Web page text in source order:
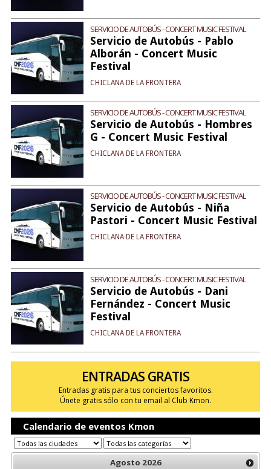
SERVICIO DE AUTOBÚS - CONCERT MUSIC FESTIVAL
Servicio de Autobús - Pablo
Alborán - Concert Music
Festival
CHICLANA DE LA FRONTERA
SERVICIO DE AUTOBÚS - CONCERT MUSIC FESTIVAL
Servicio de Autobús - Hombres
G - Concert Music Festival
CHICLANA DE LA FRONTERA
SERVICIO DE AUTOBÚS - CONCERT MUSIC FESTIVAL
Servicio de Autobús - Niña
Pastori - Concert Music Festival
CHICLANA DE LA FRONTERA
SERVICIO DE AUTOBÚS - CONCERT MUSIC FESTIVAL
Servicio de Autobús - Dani
Fernández - Concert Music
Festival
CHICLANA DE LA FRONTERA
ENTRADAS GRATIS
Entradas gratis para tus conciertos favoritos.
Únete gratis sólo con tu email al Club Kmon.
Calendario de eventos Kmon
Agosto 2026